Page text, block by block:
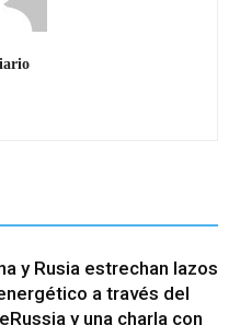
y Rusia estrechan lazos
a través del
y una charla con